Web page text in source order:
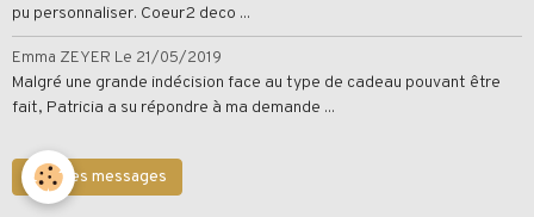
pu personnaliser. Coeur2 deco ...
Emma ZEYER Le 21/05/2019
Malgré une grande indécision face au type de cadeau pouvant être
fait, Patricia a su répondre à ma demande ...
Tous les messages